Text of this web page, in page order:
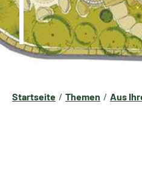
Startseite Themen Aus